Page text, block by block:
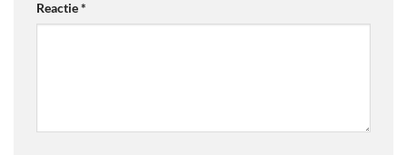
Reactie*